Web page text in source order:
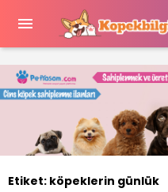

Etiket: köpeklerin günlük